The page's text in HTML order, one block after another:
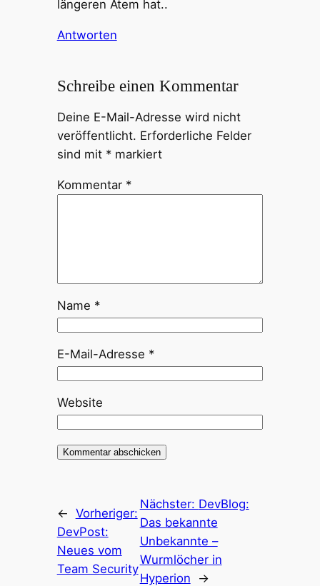
längeren Atem hat..
Antworten
Schreibe einen Kommentar
Deine E-Mail-Adresse wird nicht
veröffentlicht. Erforderliche Felder
sind mit *markiert
Kommentar *
Name *
E-Mail-Adresse *
Website
← Vorheriger:
DevPost:
Neues vom
Team Security
Nächster: DevBlog:
Das bekannte
Unbekannte –
Wurmlöcher in
Hyperion
→